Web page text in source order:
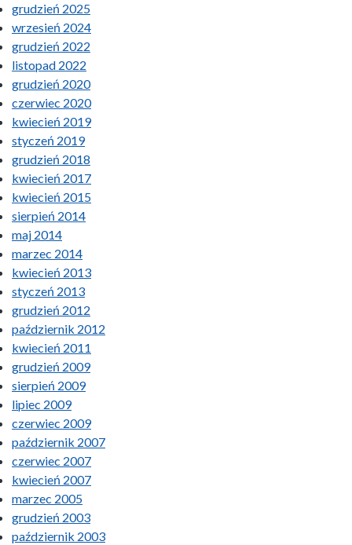
grudzień 2025
wrzesień 2024
grudzień 2022
listopad 2022
grudzień 2020
czerwiec 2020
kwiecień 2019
styczeń 2019
grudzień 2018
kwiecień 2017
kwiecień 2015
sierpień 2014
maj 2014
marzec 2014
kwiecień 2013
styczeń 2013
grudzień 2012
październik 2012
kwiecień 2011
grudzień 2009
sierpień 2009
lipiec 2009
czerwiec 2009
październik 2007
czerwiec 2007
kwiecień 2007
marzec 2005
grudzień 2003
październik 2003